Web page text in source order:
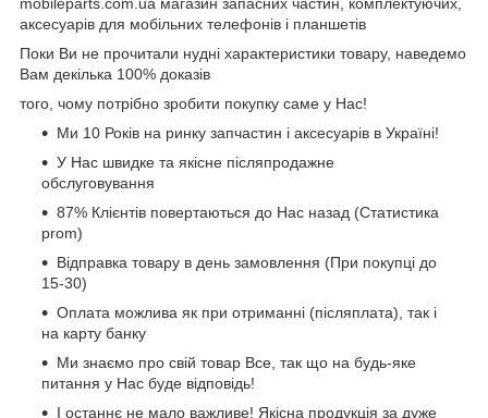
аксесуарів для мобільних телефонів і планшетів
Поки Ви не прочитали нудні характеристики товару, наведемо
Вам декілька 100% доказів
того, чому потрібно зробити покупку саме у Нас!
Ми 10 Років на ринку запчастин і аксесуарів в Україні!
У Нас швидке та якісне післяпродажне
обслуговування
87% Клієнтів повертаються до Нас назад (Статистика
prom)
Відправка товару в день замовлення (При покупці до
15-30)
Оплата можлива як при отриманні (післяплата), так і
на карту банку
Ми знаємо про свій товар Все, так що на будь-яке
питання у Нас буде відповідь!
І останнє не мало важливе! Якісна продукція за дуже